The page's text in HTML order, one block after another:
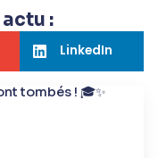
actu :
LinkedIn
tombés ! 🎓✨